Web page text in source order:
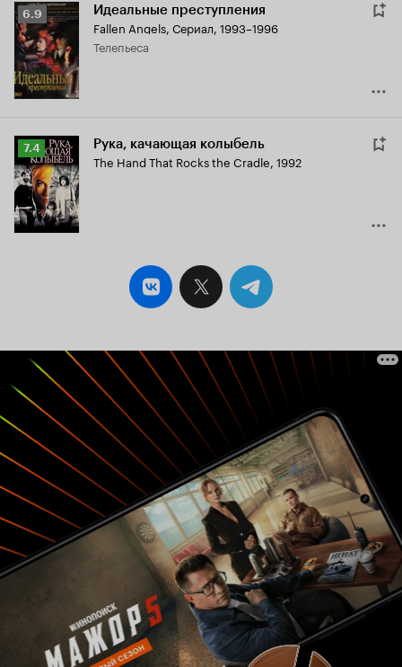
Рейтинг
Кинопоиска
6.9
6.9 Идеальные преступления
Fallen Angels, Сериал, 1993–1996
телепьеса
Рейтинг
Кинопоиска
7.4
7.4 Рука, качающая колыбель
The Hand That Rocks the Cradle, 1992